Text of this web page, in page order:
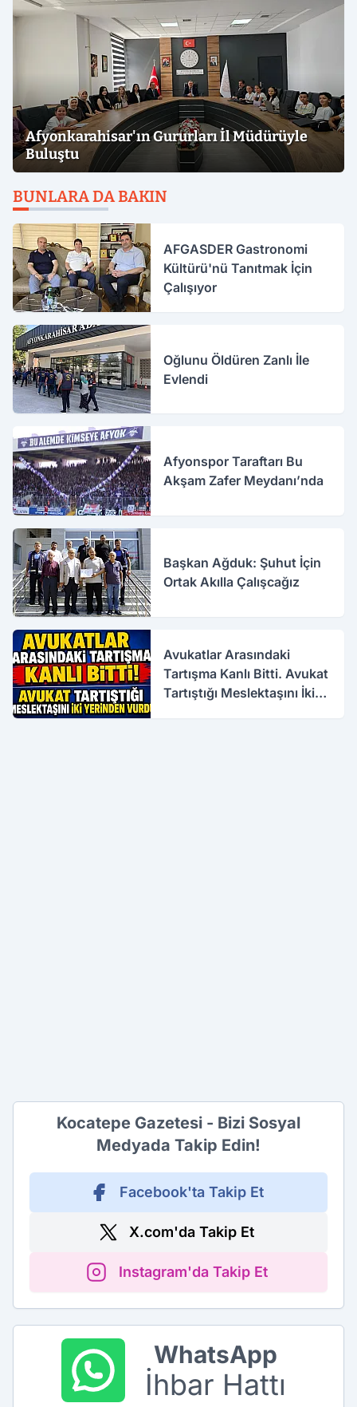
Afyonkarahisar'ın Gururları İl Müdürüyle
Buluştu
BUNLARA DA BAKIN
AFGASDER Gastronomi
Kültürü'nü Tanıtmak İçin
Çalışıyor
Oğlunu Öldüren Zanlı İle
Evlendi
Afyonspor Taraftarı Bu
Akşam Zafer Meydanı’nda
Başkan Ağduk: Şuhut İçin
Ortak Akılla Çalışcağız
Avukatlar Arasındaki
Tartışma Kanlı Bitti. Avukat
Tartıştığı Meslektaşını İki
Kocatepe Gazetesi - Bizi Sosyal
Medyada Takip Edin!
Facebook'ta Takip Et
X.com'da Takip Et
Instagram'da Takip Et
WhatsApp
İhbar Hattı